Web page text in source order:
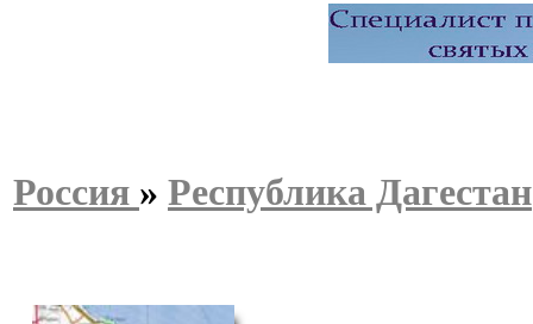
Россия » Республика Дагестан